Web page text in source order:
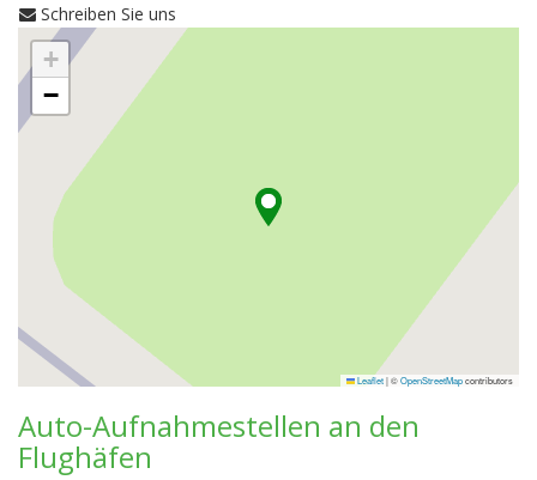
Schreiben Sie uns
+
−
Leaflet|©OpenStreetMapcontributors
Auto-Aufnahmestellen an den
Flughäfen